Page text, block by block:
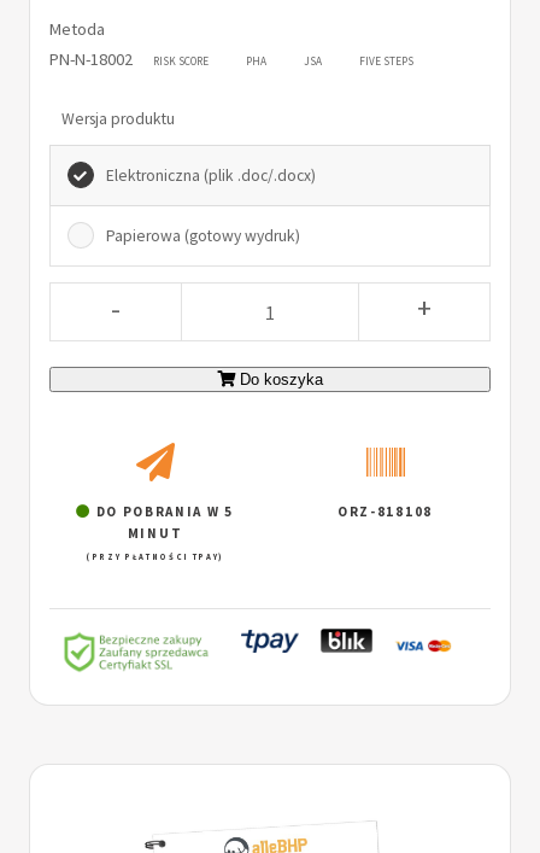
Metoda
PN-N-18002
RISK SCORE PHA JSA FIVE STEPS
Wersja produktu
Elektroniczna (plik .doc/.docx)
Papierowa (gotowy wydruk)
- +
Do koszyka
DO POBRANIA W 5
MINUT
(PRZY PŁATNOŚCI TPAY)
ORZ-818108